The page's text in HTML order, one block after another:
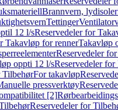
Brannvern,
Tettinger
12 l/sReservedeler for
Takavløp for rennerTakavløp
Reservedeler
oppti 12 l/sReservedeler
TilbehørFor takavløp
pressverktøy
[2]
Reservedeler for